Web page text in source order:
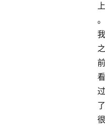
上
。
我
之
前
看
过
了
很